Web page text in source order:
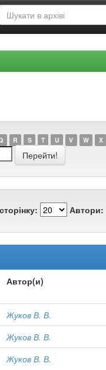
R S T U V W X
Автори:
Автор(и)
Жуков В. В.
Жуков В. В.
Жуков В. В.